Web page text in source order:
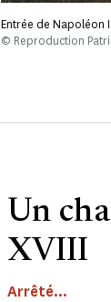
Entrée de Napoléon
© Reproduction
Un
XVIII
Arrêté...